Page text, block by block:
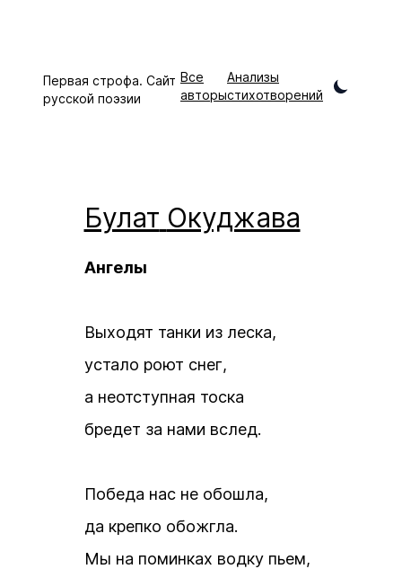
Первая строфа. Сайт
русской поэзии
Все
авторы
Анализы
стихотворений
Булат Окуджава
Ангелы
Выходят танки из леска,
устало роют снег,
а неотступная тоска
бредет за нами вслед.
Победа нас не обошла,
да крепко обожгла.
Мы на поминках водку пьем,